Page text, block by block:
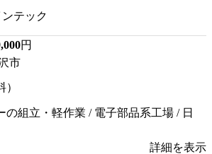
テック
円
市
の組立・軽作業 / 電子部品系工場 / 日
詳細を表示